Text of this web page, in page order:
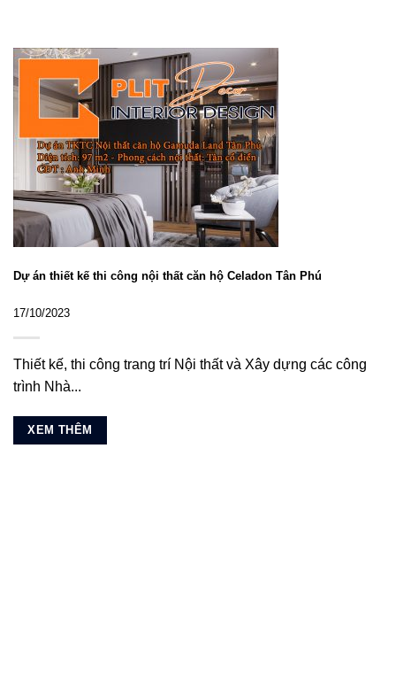
Dự án thiết kế thi công nội thất căn hộ Celadon Tân Phú
17/10/2023
Thiết kế, thi công trang trí Nội thất và Xây dựng các công
trình Nhà...
XEM THÊM